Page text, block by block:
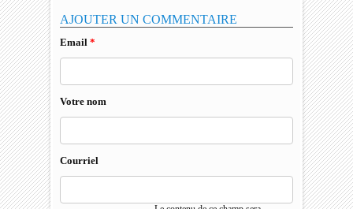
AJOUTER UN COMMENTAIRE
Email*
Votre nom
Courriel